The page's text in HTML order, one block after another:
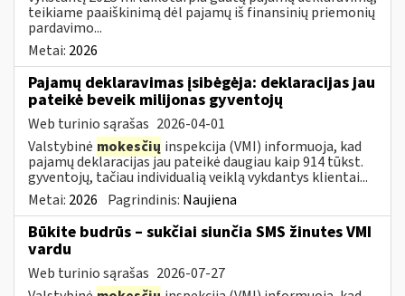
teikiame paaiškinimą dėl pajamų iš finansinių priemonių
pardavimo...
Metai: 2026
Pajamų deklaravimas įsibėgėja: deklaracijas jau
pateikė beveik milijonas gyventojų
Web turinio sąrašas 2026-04-01
Valstybinė mokesčių inspekcija (VMI) informuoja, kad
pajamų deklaracijas jau pateikė daugiau kaip 914 tūkst.
gyventojų, tačiau individualią veiklą vykdantys klientai...
Metai: 2026 Pagrindinis: Naujiena
Būkite budrūs – sukčiai siunčia SMS žinutes VMI
vardu
Web turinio sąrašas 2026-07-27